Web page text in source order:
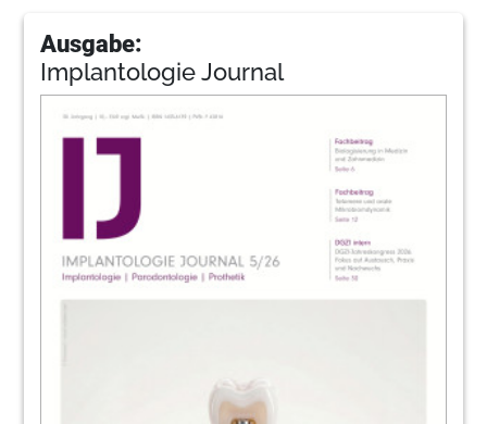
Ausgabe:
Implantologie Journal